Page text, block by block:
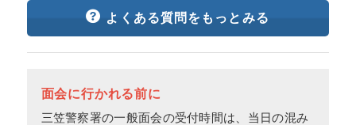
よくある質問をもっとみる
面会に行かれる前に
三笠警察署の一般面会の受付時間は、当日の混み